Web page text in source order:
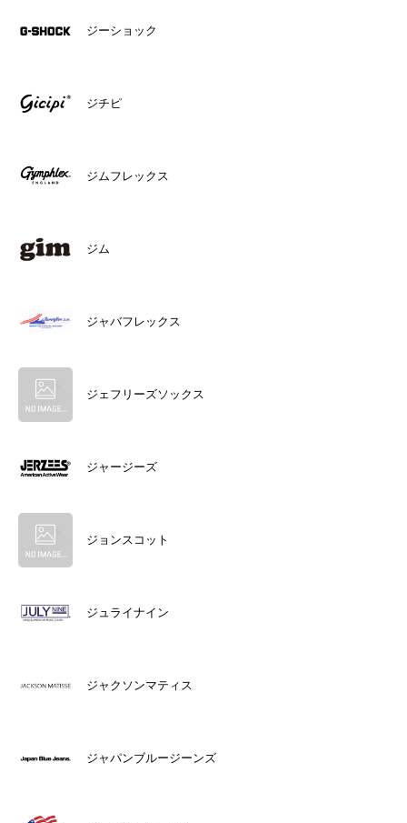
ジーショック
ジチピ
ジムフレックス
ジム
ジャバフレックス
ジェフリーズソックス
ジャージーズ
ジョンスコット
ジュライナイン
ジャクソンマティス
ジャパンブルージーンズ